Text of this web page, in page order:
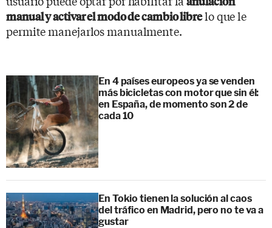
manual y activar el modo de cambio librelo que le
permite manejarlos manualmente.
En 4 países europeos ya se venden
más bicicletas con motor que sin él:
en España, de momento son 2 de
cada 10
En Tokio tienen la solución al caos
del tráfico en Madrid, pero no te va a
gustar